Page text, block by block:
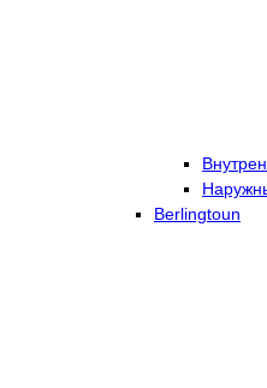
Berlingtoun